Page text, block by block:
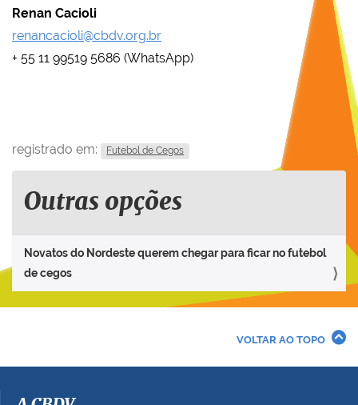
Renan Cacioli
renancacioli@cbdv.org.br
+ 55 11 99519 5686 (WhatsApp)
registrado em: Futebol de Cegos
Outras opções
Novatos do Nordeste querem chegar para ficar no futebol
de cegos
VOLTAR AO TOPO